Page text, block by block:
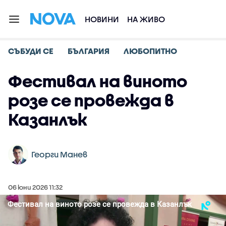
НОВИНИ НА ЖИВО
СЪБУДИ СЕ БЪЛГАРИЯ ЛЮБОПИТНО
Фестивал на виното
розе се провежда в
Казанлък
Георги Манев
06 юни 2026 11:32